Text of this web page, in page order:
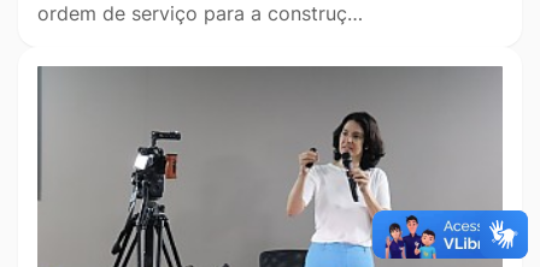
ordem de serviço para a construç…